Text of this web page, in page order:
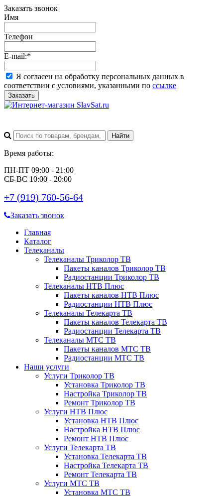
Заказать звонок
Имя
Телефон
E-mail:*
Я согласен на обработку персональных данных в
соответствии с условиями, указанными по ссылке
Заказать
Время работы:
ПН-ПТ 09:00 - 21:00
СБ-ВС 10:00 - 20:00
+7 (919) 760-56-64
Заказать звонок
Главная
Каталог
Телеканалы
Телеканалы Триколор ТВ
Пакеты каналов Триколор ТВ
Радиостанции Триколор ТВ
Телеканалы НТВ Плюс
Пакеты каналов НТВ Плюс
Радиостанции НТВ Плюс
Телеканалы Телекарта ТВ
Пакеты каналов Телекарта ТВ
Радиостанции Телекарта ТВ
Телеканалы МТС ТВ
Пакеты каналов МТС ТВ
Радиостанции МТС ТВ
Наши услуги
Услуги Триколор ТВ
Установка Триколор ТВ
Настройка Триколор ТВ
Ремонт Триколор ТВ
Услуги НТВ Плюс
Установка НТВ Плюс
Настройка НТВ Плюс
Ремонт НТВ Плюс
Услуги Телекарта ТВ
Установка Телекарта ТВ
Настройка Телекарта ТВ
Ремонт Телекарта ТВ
Услуги МТС ТВ
Установка МТС ТВ